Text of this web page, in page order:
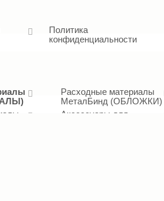
Политика
конфиденциальности
Расходные материалы
МеталБинд (ОБЛОЖКИ)
Аксессуары для